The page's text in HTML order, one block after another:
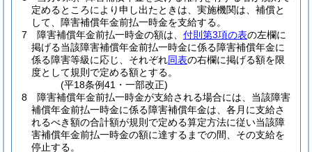
定めるところにより申し出たときは、実施機関は、補償と
して、障害補償年金前払一時金を支給する。
7
障害補償年金前払一時金の額は、 付則第3項の表の左欄に
掲げる当該障害補償年金前払一時金に係る障害補償年金に
係る障害等級に応じ、それぞれ同表の右欄に掲げる額を限
度として規則で定める額とする。
(平18条例41・一部改正)
8
障害補償年金前払一時金が支給される場合には、当該障害
補償年金前払一時金に係る障害補償年金は、各月に支給さ
れるべき額の合計額が規則で定める算定方法に従い当該障
害補償年金前払一時金の額に達するまでの間、その支給を
停止する。